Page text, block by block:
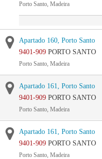
Porto Santo, Madeira
Apartado 160, Porto Santo
9401-909 PORTO SANTO
Porto Santo, Madeira
Apartado 161, Porto Santo
9401-909 PORTO SANTO
Porto Santo, Madeira
Apartado 161, Porto Santo
9401-909 PORTO SANTO
Porto Santo, Madeira